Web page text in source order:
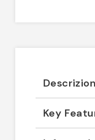
Key